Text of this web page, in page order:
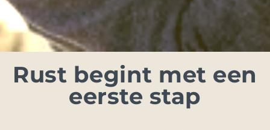
Rust begint met een
eerste stap